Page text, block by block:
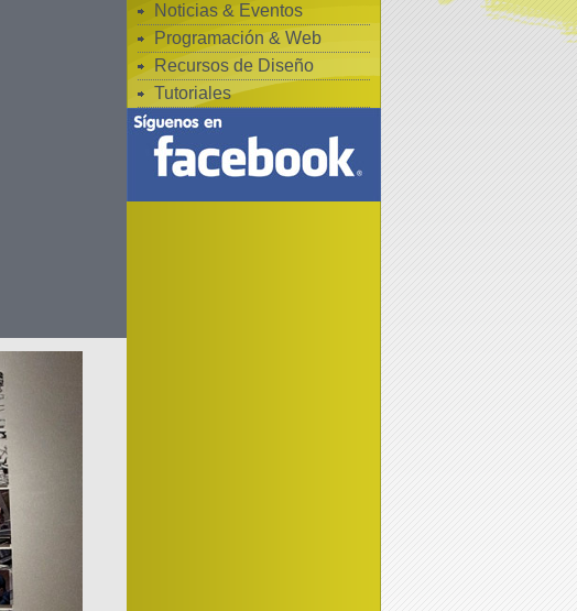
Noticias & Eventos
Programación & Web
Recursos de Diseño
Tutoriales